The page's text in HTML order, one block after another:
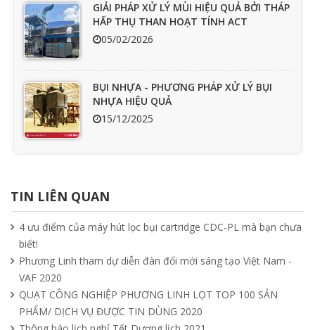
GIẢI PHÁP XỬ LÝ MÙI HIỆU QUẢ BỞI THÁP
HẤP THỤ THAN HOẠT TÍNH ACT
05/02/2026
BỤI NHỰA - PHƯƠNG PHÁP XỬ LÝ BỤI
NHỰA HIỆU QUẢ
15/12/2025
15/04/2025
11/04/2025
Quạt nồi hơi công nghiệp và cách phân
TIN LIÊN QUAN
4 ưu điểm của máy hút lọc bụi cartridge CDC-PL mà bạn chưa
biết!
Phương Linh tham dự diễn đàn đổi mới sáng tạo Việt Nam -
VAF 2020
QUẠT CÔNG NGHIỆP PHƯƠNG LINH LỌT TOP 100 SẢN
PHẨM/ DỊCH VỤ ĐƯỢC TIN DÙNG 2020